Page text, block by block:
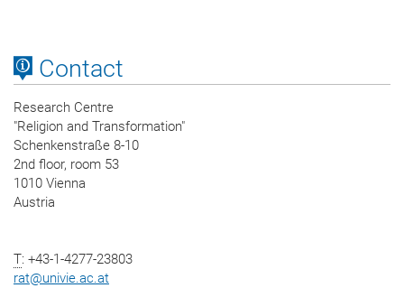
Contact
Research Centre
"Religion and Transformation"
Schenkenstraße 8-10
2nd floor, room 53
1010 Vienna
Austria
T: +43-1-4277-23803
rat@univie.ac.at